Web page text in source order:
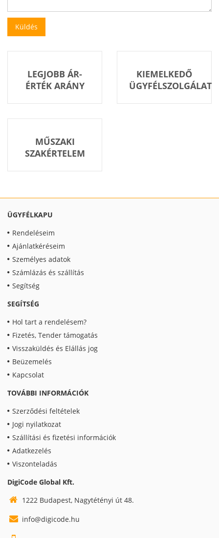
LEGJOBB ÁR-
ÉRTÉK ARÁNY
KIEMELKEDŐ
ÜGYFÉLSZOLGÁLAT
MŰSZAKI
SZAKÉRTELEM
ÜGYFÉLKAPU
Rendeléseim
Ajánlatkéréseim
Személyes adatok
Számlázás és szállítás
Segítség
SEGÍTSÉG
Hol tart a rendelésem?
Fizetés, Tender támogatás
Visszaküldés és Elállás jog
Beüzemelés
Kapcsolat
TOVÁBBI INFORMÁCIÓK
Szerződési feltételek
Jogi nyilatkozat
Szállítási és fizetési információk
Adatkezelés
Viszonteladás
DigiCode Global Kft.
1222 Budapest, Nagytétényi út 48.
info@digicode.hu